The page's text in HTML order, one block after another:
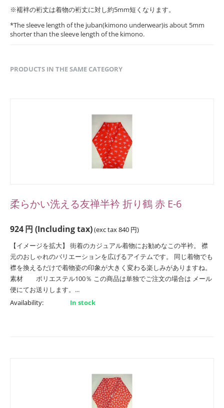
※襦袢の裄丈は着物の裄丈に対し約5mm短くなります。
*The sleeve length of the juban(kimono underwear)is about 5mm
shorter than the sleeve length of the kimono.
PRODUCTS IN THE SAME CATEGORY
柔らかい洗える友禅半衿 折り鶴 赤 E-6
924円 (Including tax)(exc tax840 円)
【イメージを拡大】 街着のカジュアル着物にお勧めなこの半衿。 襟
元のおしゃれのバリエーションを広げるアイテムです。 同じ着物でも
襟を換えるだけで着物姿の印象が大きく変わる楽しみがありますね。
素材 ポリエステル100％ この商品は単独でご注文の場合は メール
便にてお送りします。...
Availability:
In stock